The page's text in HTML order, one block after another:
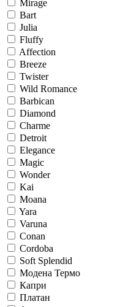
Mirage
Bart
Julia
Fluffy
Affection
Breeze
Twister
Wild Romance
Barbican
Diamond
Charme
Detroit
Elegance
Magic
Wonder
Kai
Moana
Yara
Varuna
Conan
Cordoba
Soft Splendid
Модена Термо
Капри
Платан